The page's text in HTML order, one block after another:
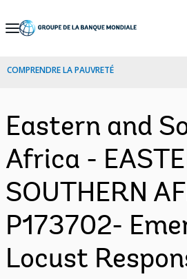
Skip
Navigation
COMPRENDRE LA PAUVRETÉ
Eastern and
Africa -
SOUTHERN
P173702-
Locust